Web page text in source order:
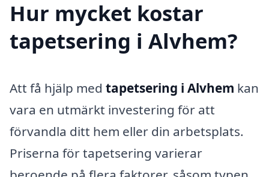
Hur mycket kostar
tapetsering i Alvhem?
Att få hjälp med tapetsering i Alvhem kan
vara en utmärkt investering för att
förvandla ditt hem eller din arbetsplats.
Priserna för tapetsering varierar